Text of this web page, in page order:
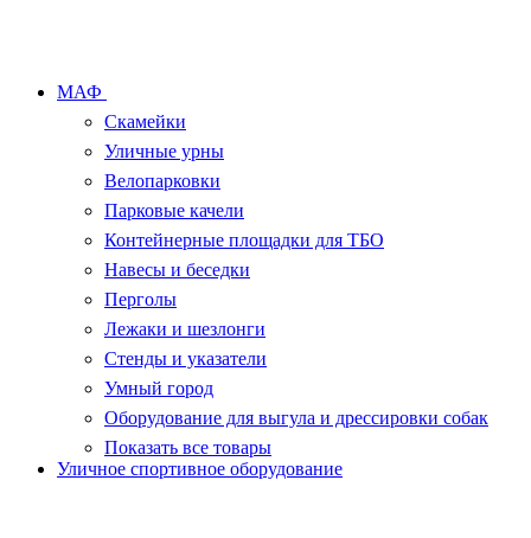
МАФ
Скамейки
Уличные урны
Велопарковки
Парковые качели
Контейнерные площадки для ТБО
Навесы и беседки
Перголы
Лежаки и шезлонги
Стенды и указатели
Умный город
Оборудование для выгула и дрессировки собак
Показать все товары
Уличное спортивное оборудование